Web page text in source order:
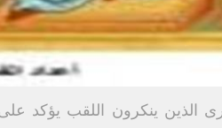
الذين ينكرون اللقب يؤكد